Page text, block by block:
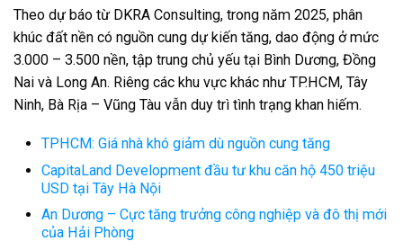
Theo dự báo từ DKRA Consulting, trong năm 2025, phân
khúc đất nền có nguồn cung dự kiến tăng, dao động ở mức
3.000 – 3.500 nền, tập trung chủ yếu tại Bình Dương, Đồng
Nai và Long An. Riêng các khu vực khác như TP.HCM, Tây
Ninh, Bà Rịa – Vũng Tàu vẫn duy trì tình trạng khan hiếm.
TPHCM: Giá nhà khó giảm dù nguồn cung tăng
CapitaLand Development đầu tư khu căn hộ 450 triệu
USD tại Tây Hà Nội
An Dương – Cực tăng trưởng công nghiệp và đô thị mới
của Hải Phòng